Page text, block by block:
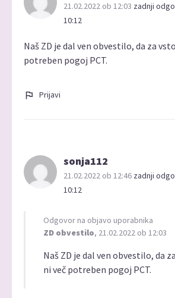
21.02.2022 ob 12:03 zadnji
10:12
Naš ZD je dal ven obvestilo, da za
potreben pogoj PCT.
Prijavi
sonja112
21.02.2022 ob 12:46 zadnji
10:12
Odgovor na objavo uporabnika
ZD obvestilo, 21.02.2022 ob 12:03
Naš ZD je dal ven obvestilo, da
ni več potreben pogoj PCT.